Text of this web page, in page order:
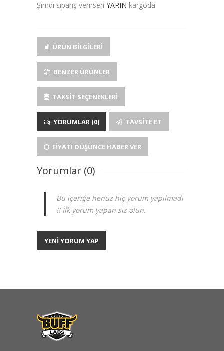
Şimdi sipariş verirsen YARIN kargoda
ÜRÜN BILGILERI
BENZER ÜRÜNLER
TAKSIT SEÇENEKLERI
YORUMLAR (0) TAVSITE ET
FIYATI DÜŞÜNCE HABER VER
Yorumlar (0)
Bu içeriğe henüz hiç yorum yapılmadı
!! İlk yorum yapan siz olun.
YENİ YORUM YAP